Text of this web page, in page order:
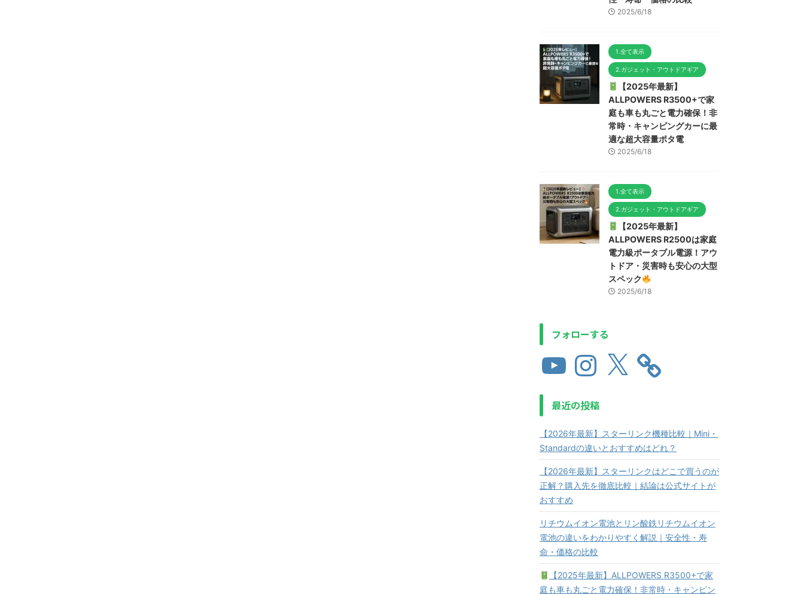
2025/6/18
1.全て表示
2.ガジェット・アウトドアギア
【2025年最新】
ALLPOWERS R3500+で家
庭も車も丸ごと電力確保！非
常時・キャンピングカーに最
適な超大容量ポタ電
2025/6/18
1.全て表示
2.ガジェット・アウトドアギア
【2025年最新】
ALLPOWERS R2500は家庭
電力級ポータブル電源！アウ
トドア・災害時も安心の大型
スペック
2025/6/18
フォローする
最近の投稿
【2026年最新】スターリンク機種比較｜Mini・
Standardの違いとおすすめはどれ？
【2026年最新】スターリンクはどこで買うのが
正解？購入先を徹底比較｜結論は公式サイトが
おすすめ
リチウムイオン電池とリン酸鉄リチウムイオン
電池の違いをわかりやすく解説｜安全性・寿
命・価格の比較
【2025年最新】ALLPOWERS R3500+で家
庭も車も丸ごと電力確保！非常時・キャンピン